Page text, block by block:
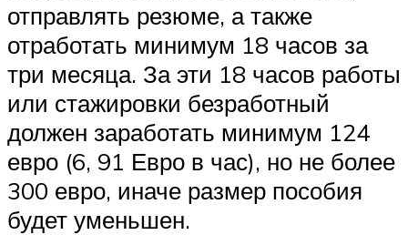
отправлять резюме, а также
отработать минимум 18 часов за
три месяца. За эти 18 часов работы
или стажировки безработный
должен заработать минимум 124
евро (6, 91 Евро в час), но не более
300 евро, иначе размер пособия
будет уменьшен.